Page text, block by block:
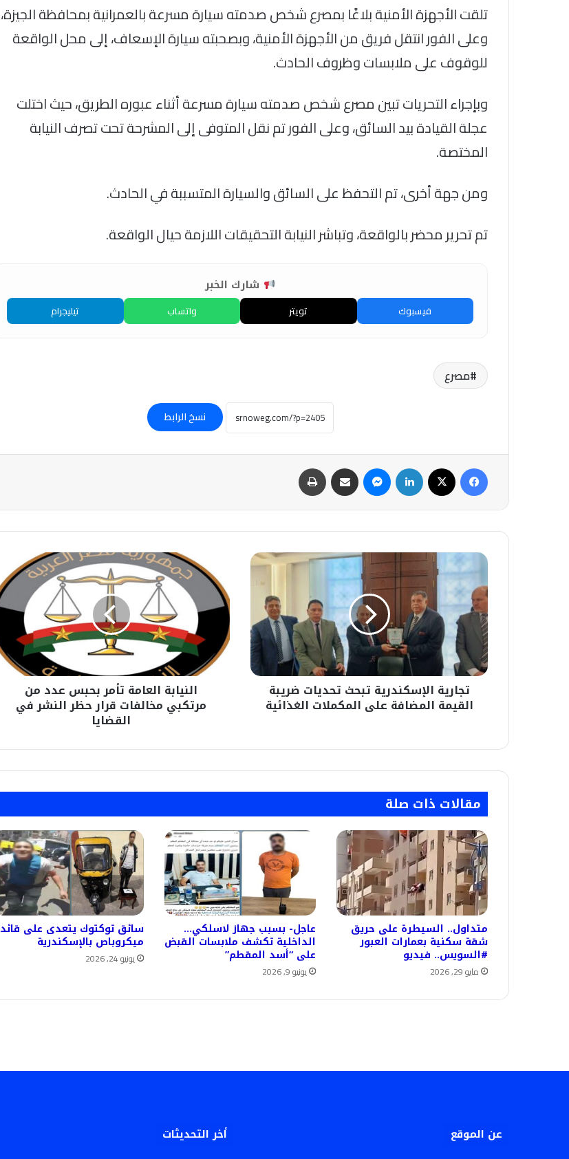
تلقت الأجهزة الأمنية بلاغًا بمصرع شخص صدمته سيارة مسرعة بالعمرانية بمحافظة الجيزة،
وعلى الفور انتقل فريق من الأجهزة الأمنية، وبصحبته سيارة الإسعاف، إلى محل الواقعة
للوقوف على ملابسات وظروف الحادث.
وبإجراء التحريات تبين مصرع شخص صدمته سيارة مسرعة أثناء عبوره الطريق، حيث اختلت
عجلة القيادة بيد السائق، وعلى الفور تم نقل المتوفى إلى المشرحة تحت تصرف النيابة
المختصة.
ومن جهة أخرى، تم التحفظ على السائق والسيارة المتسببة في الحادث.
تم تحرير محضر بالواقعة، وتباشر النيابة التحقيقات اللازمة حيال الواقعة.
شارك الخبر
فيسبوك تويتر واتساب تيليجرام
مصرع
نسخ الرابط
فيسبوك لينكدإن ماسنجر مشاركة عبر البريد
تجارية
الإسكندرية
تبحث
تحديات
ضريبة
القيمة
المضافة
على
المكملات
الغذائيةتجارية الإسكندرية تبحث تحديات ضريبة
القيمة المضافة على المكملات الغذائية
العامة
تأمر
بحبس
عدد
من
مرتكبي
مخالفات
النيابة العامة تأمر بحبس عدد من
مرتكبي مخالفات قرار حظر النشر في
القضايا
مقالات ذات صلة
متداول.. السيطرة على حريق
شقة سكنية بعمارات العبور
#السويس.. فيديو
مايو 29, 2026
عاجل- بسبب جهاز لاسلكي…
الداخلية تكشف ملابسات القبض
على “أسد المقطم”
يونيو 9, 2026
سائق توكتوك يتعدى على قائد
ميكروباص بالإسكندرية
يونيو 24, 2026
عن الموقع أخر التحديثات